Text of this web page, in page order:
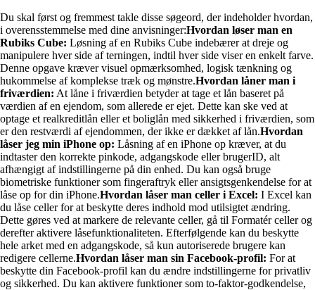
Du skal først og fremmest takle disse søgeord, der indeholder hvordan,
i overensstemmelse med dine anvisninger:Hvordan løser man en
Rubiks Cube: Løsning af en Rubiks Cube indebærer at dreje og
manipulere hver side af terningen, indtil hver side viser en enkelt farve.
Denne opgave kræver visuel opmærksomhed, logisk tænkning og
hukommelse af komplekse træk og mønstre.Hvordan låner man i
friværdien: At låne i friværdien betyder at tage et lån baseret på
værdien af en ejendom, som allerede er ejet. Dette kan ske ved at
optage et realkreditlån eller et boliglån med sikkerhed i friværdien, som
er den restværdi af ejendommen, der ikke er dækket af lån.Hvordan
låser jeg min iPhone op: Låsning af en iPhone op kræver, at du
indtaster den korrekte pinkode, adgangskode eller brugerID, alt
afhængigt af indstillingerne på din enhed. Du kan også bruge
biometriske funktioner som fingeraftryk eller ansigtsgenkendelse for at
låse op for din iPhone.Hvordan låser man celler i Excel: I Excel kan
du låse celler for at beskytte deres indhold mod utilsigtet ændring.
Dette gøres ved at markere de relevante celler, gå til Formatér celler og
derefter aktivere låsefunktionaliteten. Efterfølgende kan du beskytte
hele arket med en adgangskode, så kun autoriserede brugere kan
redigere cellerne.Hvordan låser man sin Facebook-profil: For at
beskytte din Facebook-profil kan du ændre indstillingerne for privatliv
og sikkerhed. Du kan aktivere funktioner som to-faktor-godkendelse,